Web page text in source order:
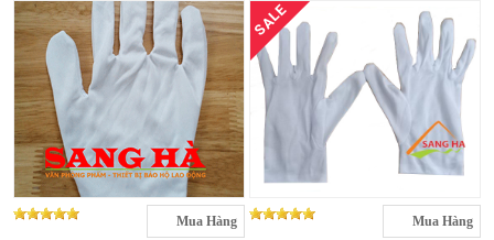
Mua Hàng
SALE
Mua Hàng